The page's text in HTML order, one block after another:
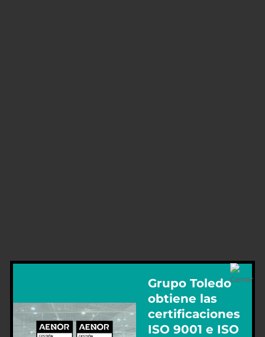
Grupo Toledo
obtiene las
certificaciones
ISO 9001 e ISO